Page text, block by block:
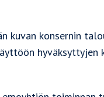
konsernin